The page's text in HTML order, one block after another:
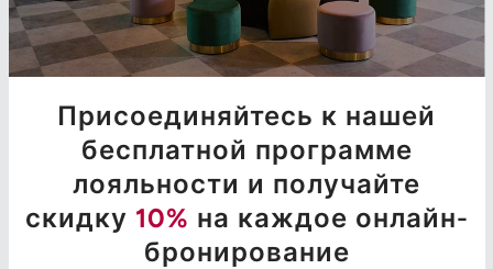
Присоединяйтесь к нашей
бесплатной программе
лояльности и получайте
скидку 10% на каждое онлайн-
бронирование